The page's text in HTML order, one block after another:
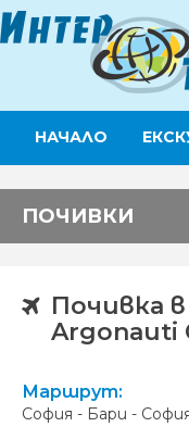
НАЧАЛО
ПОЧИВКИ
Почивка
Argonauti
Маршрут:
София - Бари -